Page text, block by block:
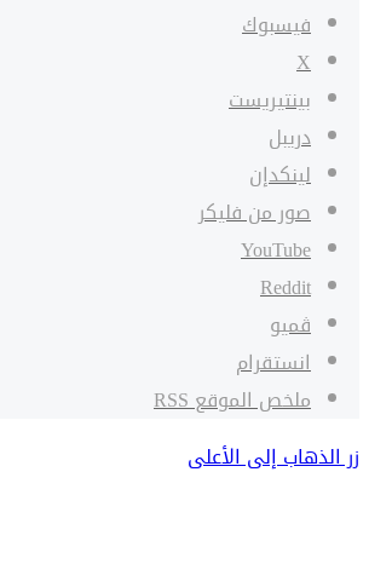
فيسبوك
‫X
بينتيريست
دريبل
لينكدإن
صور من فليكر
‫YouTube
ڤميو
انستقرام
ملخص الموقع RSS
زر الذهاب إلى الأعلى